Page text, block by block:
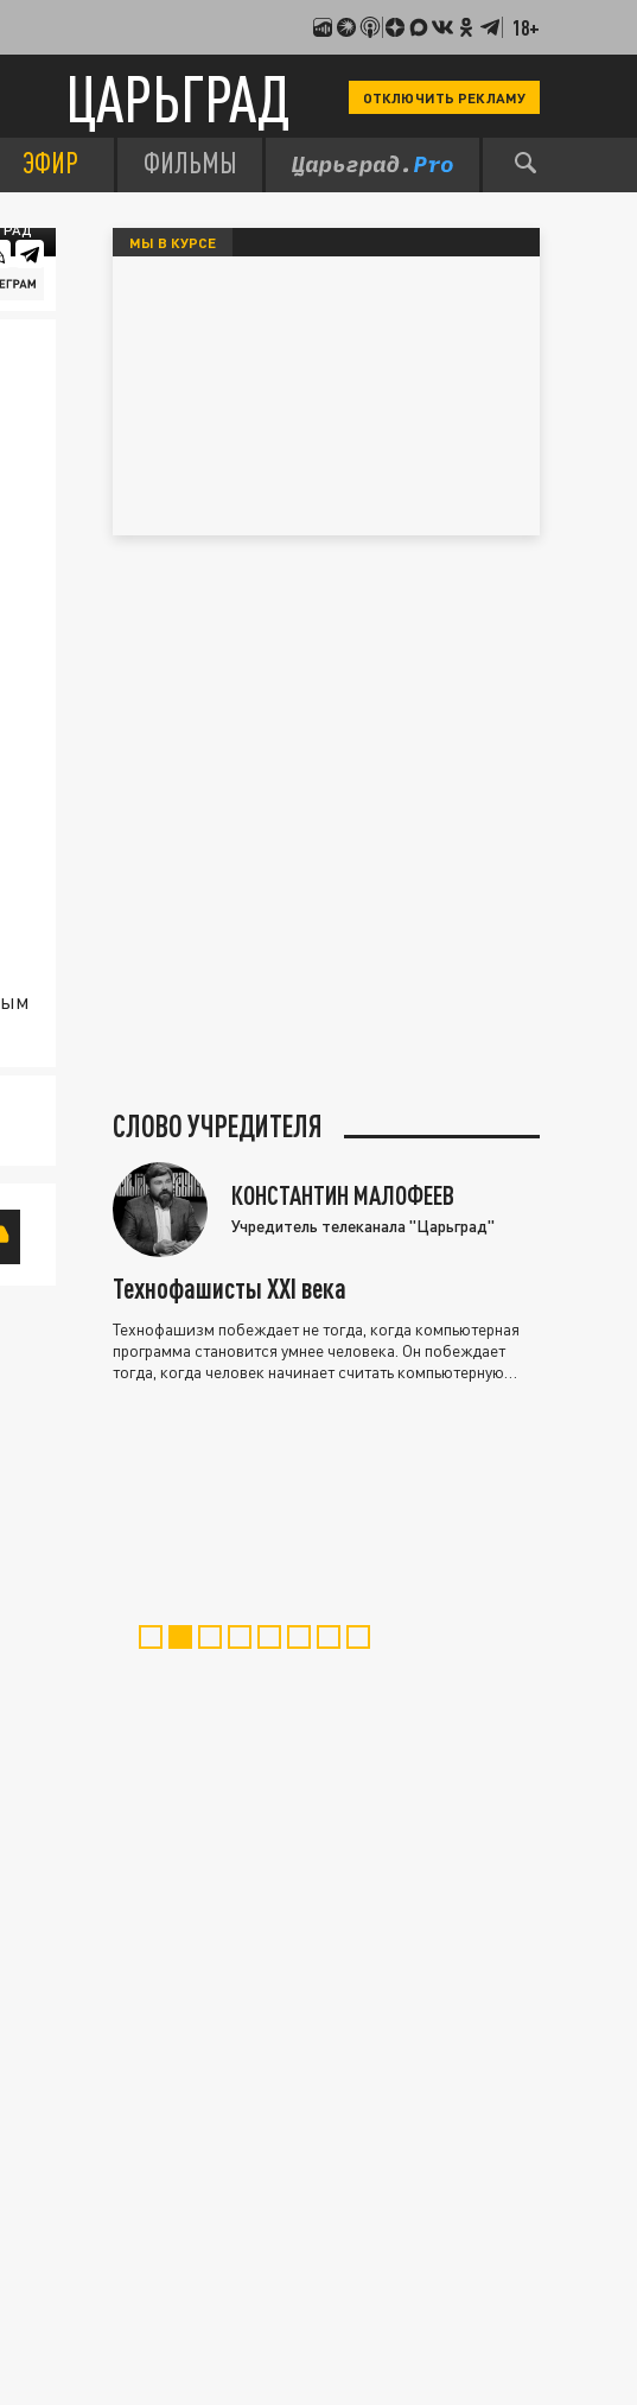
18+
ЦАРЬГРАД ОТКЛЮЧИТЬ РЕКЛАМУ
ЭФИР ФИЛЬМЫ
МЫ В КУРСЕ
СЛОВО УЧРЕДИТЕЛЯ
КОНСТАНТИН МАЛОФЕЕВ
Учредитель телеканала "Царьград"
Технофашисты XXI века
Технофашизм побеждает не тогда, когда компьютерная
программа становится умнее человека. Он побеждает
тогда, когда человек начинает считать компьютерную